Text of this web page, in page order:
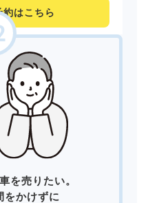
約はこちら
を売りたい。
をかけずに